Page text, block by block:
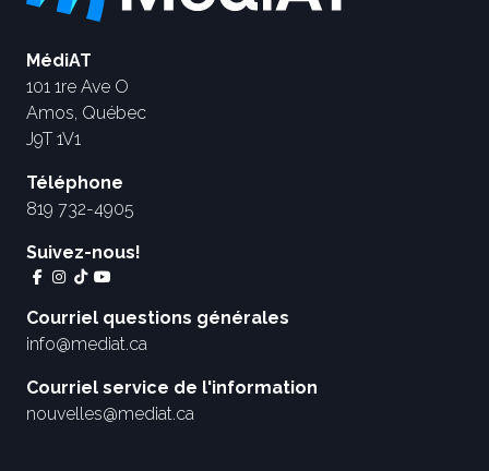
MédiAT
101 1re Ave O
Amos, Québec
J9T 1V1
Téléphone
819 732-4905
Suivez-nous!
Courriel questions générales
info@mediat.ca
Courriel service de l'information
nouvelles@mediat.ca